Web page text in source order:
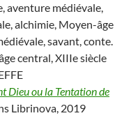
aventure médiévale,
alchimie, Moyen-âge
savant, conte.
central, XIIIe siècle
Dieu ou la Tentation de
Librinova, 2019